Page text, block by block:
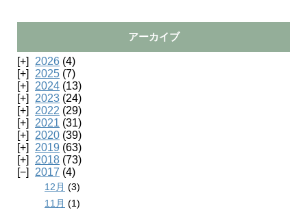
アーカイブ
2026 (4)
2025 (7)
2024 (13)
2023 (24)
2022 (29)
2021 (31)
2020 (39)
2019 (63)
2018 (73)
2017 (4)
12月 (3)
11月 (1)